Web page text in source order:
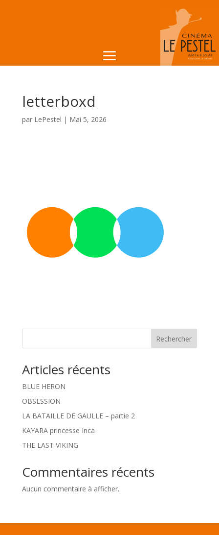
letterboxd
par LePestel | Mai 5, 2026
Rechercher
Articles récents
BLUE HERON
OBSESSION
LA BATAILLE DE GAULLE – partie 2
KAYARA princesse Inca
THE LAST VIKING
Commentaires récents
Aucun commentaire à afficher.